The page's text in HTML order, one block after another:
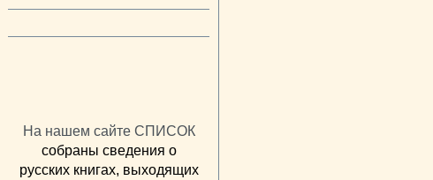
На нашем сайте СПИСОК
собраны сведения о
русских книгах, выходящих